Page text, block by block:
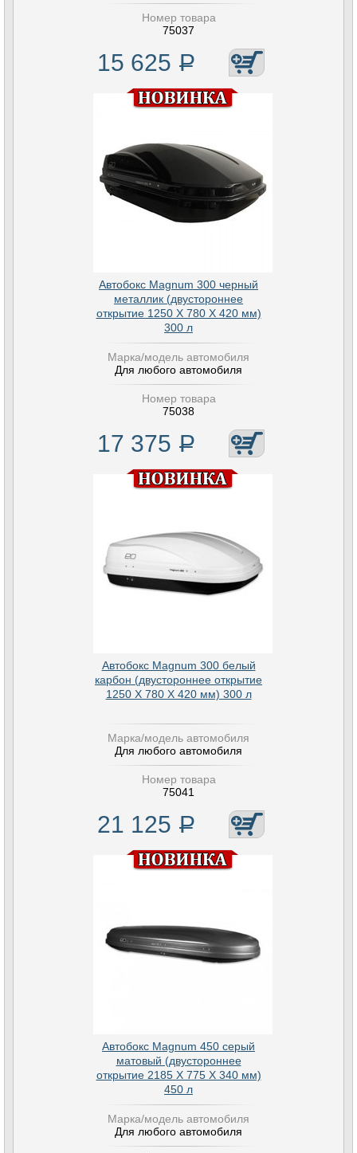
Номер товара
75037
15 625 Р
Автобокс Magnum 300 черный
металлик (двустороннее
открытие 1250 Х 780 Х 420 мм)
300 л
Марка/модель автомобиля
Для любого автомобиля
Номер товара
75038
17 375 Р
Автобокс Magnum 300 белый
карбон (двустороннее открытие
1250 Х 780 Х 420 мм) 300 л
Марка/модель автомобиля
Для любого автомобиля
Номер товара
75041
21 125 Р
Автобокс Magnum 450 серый
матовый (двустороннее
открытие 2185 Х 775 Х 340 мм)
450 л
Марка/модель автомобиля
Для любого автомобиля